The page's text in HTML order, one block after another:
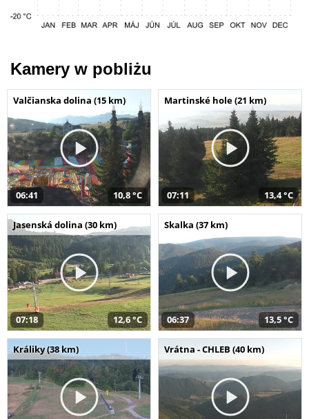
Kamery w pobliżu
Valčianska dolina (15 km)
06:41 10,8 °C
Martinské hole (21 km)
07:11 13,4 °C
Jasenská dolina (30 km)
07:18 12,6 °C
Skalka (37 km)
06:37 13,5 °C
Králiky (38 km) Vrátna - CHLEB (40 km)